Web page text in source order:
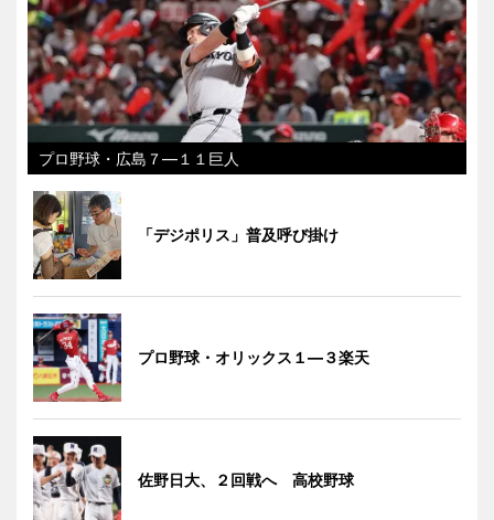
プロ野球・広島７―１１巨人
「デジポリス」普及呼び掛け
プロ野球・オリックス１―３楽天
佐野日大、２回戦へ 高校野球